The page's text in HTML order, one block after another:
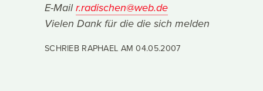
E-Mailr.radischen@web.de
Vielen Dank für die die sich melden
SCHRIEB RAPHAEL AM04.05.2007